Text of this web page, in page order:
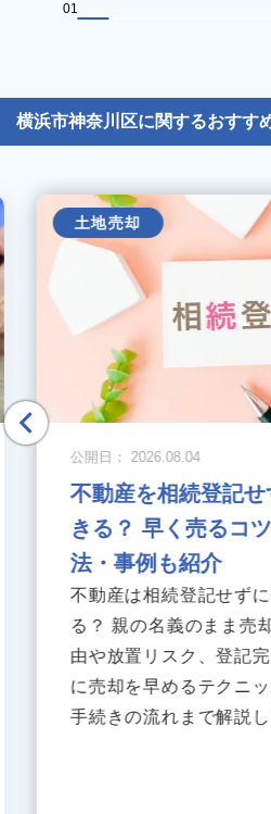
01
横浜市神奈川区に関するおすす
土地売却
公開日： 2026.08.04
不動産を相続登記
きる？ 早く売るコ
法・事例も紹介
不動産は相続登記せず
る？ 親の名義のまま売
由や放置リスク、登記
に売却を早めるテクニッ
手続きの流れまで解説し